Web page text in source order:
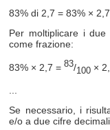
83% di 2,7 = 83% × 2,7
Per moltiplicare i
come frazione:
83% × 2,7 =83/100 ×
Se necessario, i
e/o a due cifre decimali.